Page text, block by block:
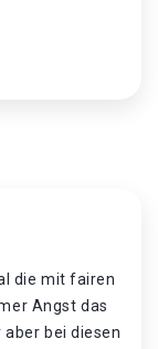
die mit fairen
Angst das
bei diesen